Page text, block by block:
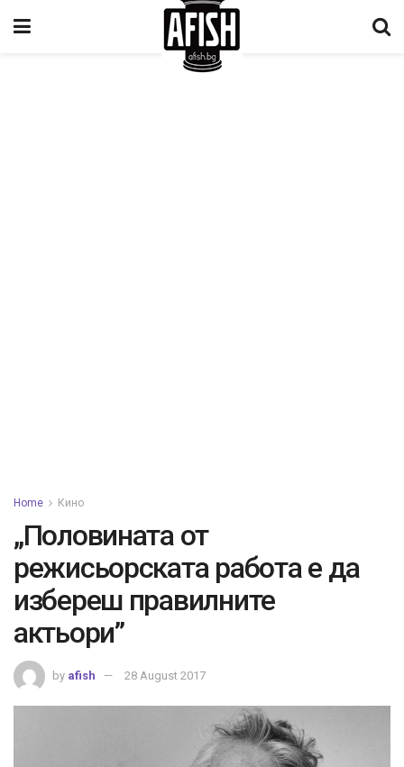
Home Кино
„Половината от
режисьорската работа е да
избереш правилните
актьори”
by afish 28 August 2017